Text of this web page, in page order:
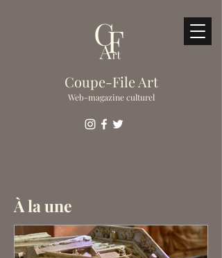
Coupe-File Art
Web-magazine culturel
À la une